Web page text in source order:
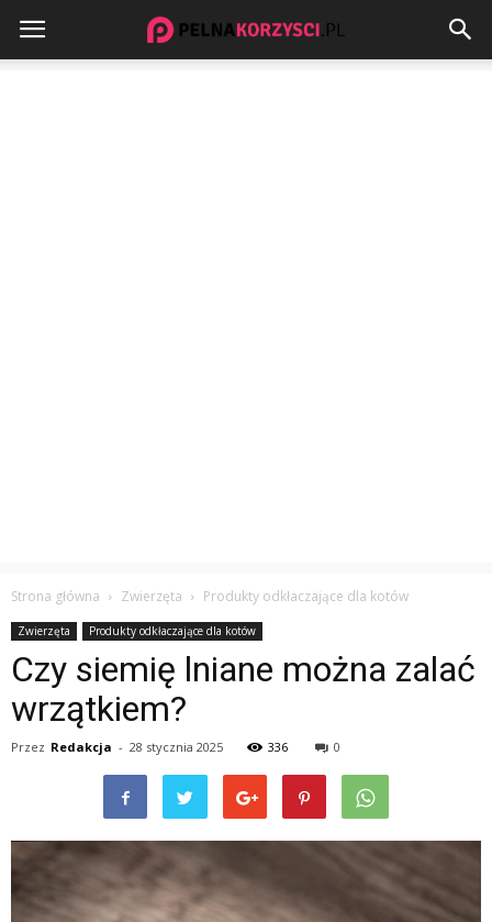
Strona główna Zwierzęta Produkty odkłaczające dla kotów
Zwierzęta Produkty odkłaczające dla kotów
Czy siemię lniane można zalać
wrzątkiem?
Przez Redakcja - 28 stycznia 2025 336 0